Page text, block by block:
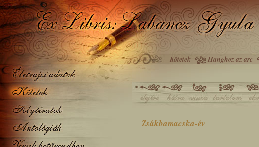
Kötetek Hanghoz az arc
Zsákbamacska-év